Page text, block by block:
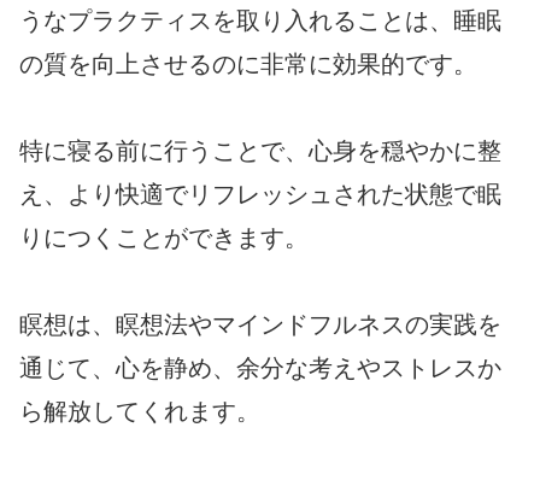
うなプラクティスを取り入れることは、睡眠
の質を向上させるのに非常に効果的です。
特に寝る前に行うことで、心身を穏やかに整
え、より快適でリフレッシュされた状態で眠
りにつくことができます。
瞑想は、瞑想法やマインドフルネスの実践を
通じて、心を静め、余分な考えやストレスか
ら解放してくれます。